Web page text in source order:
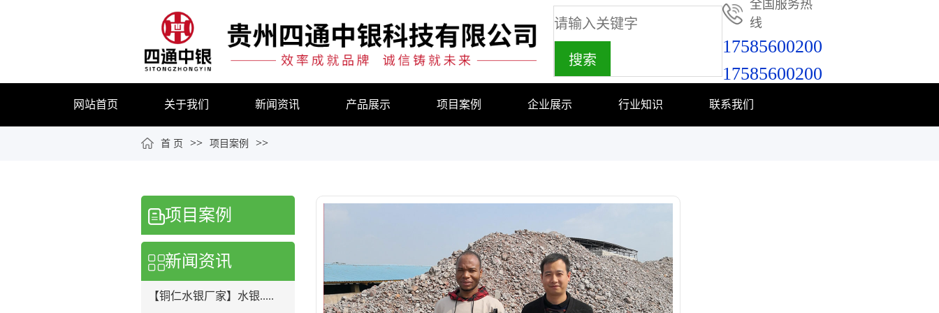
全国服务热
线
17585600200
17585600200
网站首页 关于我们 新闻资讯 产品展示 项目案例 企业展示 行业知识 联系我们
首 页 >> 项目案例 >>
项目案例
新闻资讯
【铜仁水银厂家】水银.....